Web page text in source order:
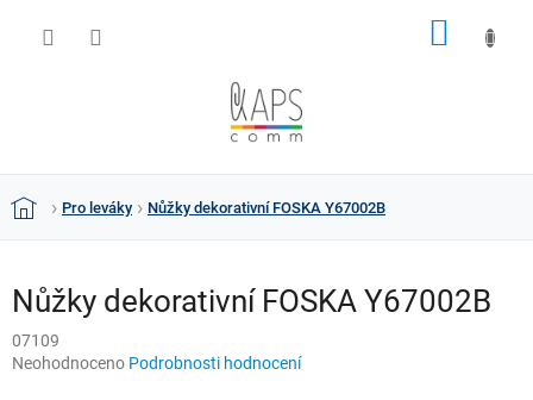
DomůPro leváky Nůžky dekorativní FOSKA Y67002B
Nůžky dekorativní FOSKA Y67002B
07109
Průměrné
Neohodnoceno Podrobnosti hodnocení